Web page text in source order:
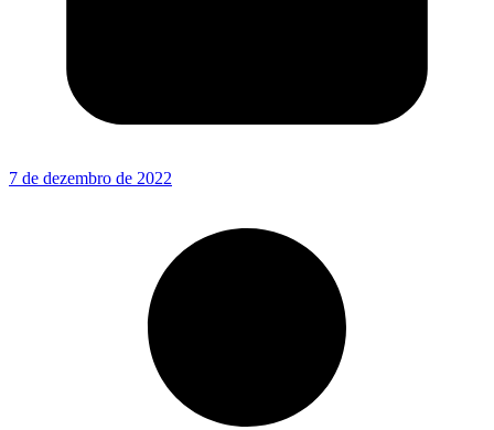
7 de dezembro de 2022